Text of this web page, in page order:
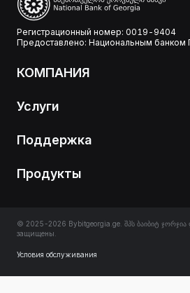
Регистрационный номер: 0019-9404
Предоставлено: Национальным банком
КОМПАНИЯ
Услуги
Поддержка
Продукты
© 2025-2026 Bybitgeorgia.ge. შპს ბაიბიტ ჯორჯია
защищены.
Условия обслуживания